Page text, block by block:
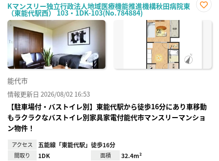
Kマンスリー独立行政法人地域医療機能推進機構秋田病院東
（東能代駅西） 103・1DK-103(No.784884)
に入
能代市
情報更新日 2026/08/02 16:53
【駐車場付・バストイレ別】東能代駅から徒歩16分にあり車移動
もラクラクなバストイレ別家具家電付能代市マンスリーマンショ
ン物件！
アクセス 五能線「東能代駅」徒歩16分
間取り 1DK 面積 32.4m²